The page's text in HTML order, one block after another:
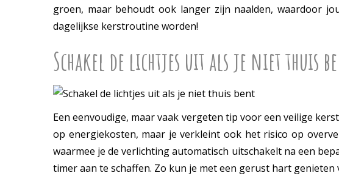
groen, maar behoudt ook langer zijn naalden, waardoor
dagelijkse kerstroutine worden!
Schakel de lichtjes uit als je niet thuis
Een eenvoudige, maar vaak vergeten tip voor een veilige
op energiekosten, maar je verkleint ook het risico op
waarmee je de verlichting automatisch uitschakelt na een
timer aan te schaffen. Zo kun je met een gerust hart